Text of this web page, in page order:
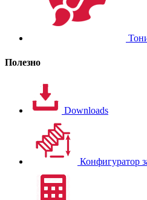
Полезно
Downloads
Конфигуратор